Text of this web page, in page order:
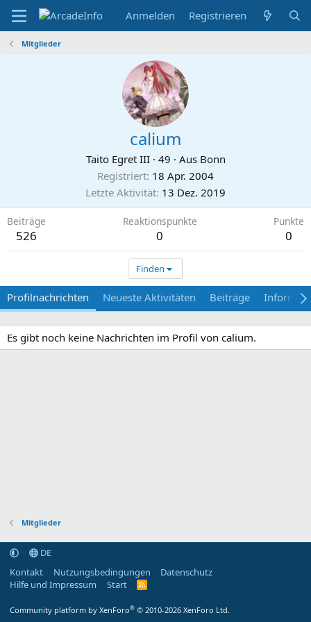
Anmelden Registrieren
Mitglieder
calium
Taito Egret III · 49 · Aus Bonn
Registriert 18 Apr. 2004
Letzte Aktivität 13 Dez. 2019
Beiträge
526
Reaktionspunkte
0
Punkte
0
Finden
Profilnachrichten Neueste Aktivitäten Beiträge
Es gibt noch keine Nachrichten im Profil von calium.
Mitglieder
DE
Kontakt
Nutzungsbedingungen
Datenschutz
Hilfe und Impressum
Start
R
Community platform by XenForo® © 2010-2026 XenForo Ltd.